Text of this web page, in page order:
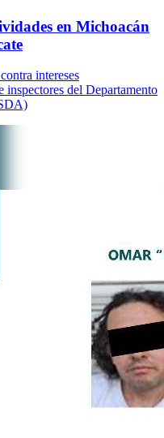
en Michoacán
intereses
inspectores del Departamento